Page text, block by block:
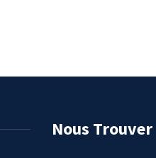
Nous Trouver